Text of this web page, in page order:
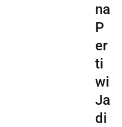
na
P
er
ti
wi
Ja
di